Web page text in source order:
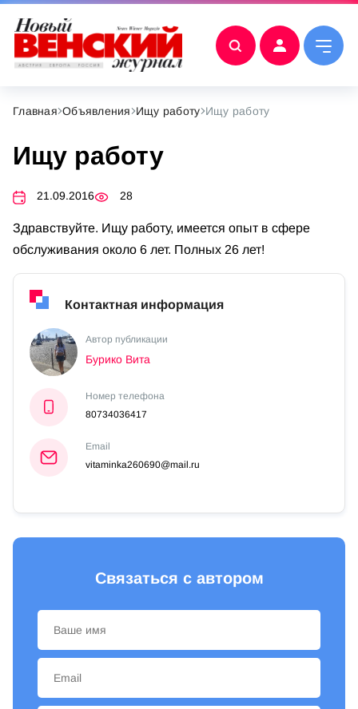
Главная Объявления Ищу работу Ищу работу
Ищу работу
21.09.2016 28
Здравствуйте. Ищу работу, имеется опыт в сфере
обслуживания около 6 лет. Полных 26 лет!
Контактная информация
Автор публикации
Бурико Вита
Номер телефона
80734036417
Email
vitaminka260690@mail.ru
Связаться с автором